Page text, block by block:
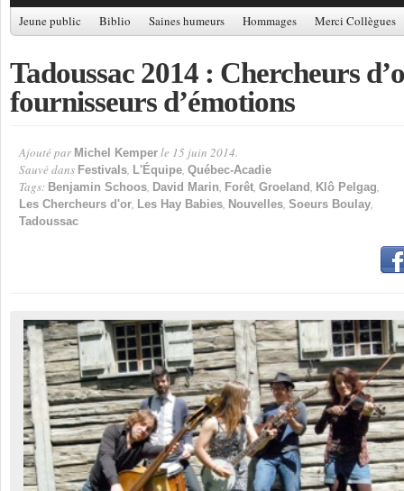
Jeune public Biblio Saines humeurs Hommages Merci Collègues
Tadoussac 2014 : Chercheurs
fournisseurs d’émotions
Ajouté par Michel Kemper le 15 juin 2014.
Sauvé dans Festivals, L'Équipe, Québec-Acadie
Tags: Benjamin Schoos, David Marin, Forêt, Groeland, Klô Pelgag,
Les Chercheurs d'or, Les Hay Babies, Nouvelles, Soeurs Boulay,
Tadoussac